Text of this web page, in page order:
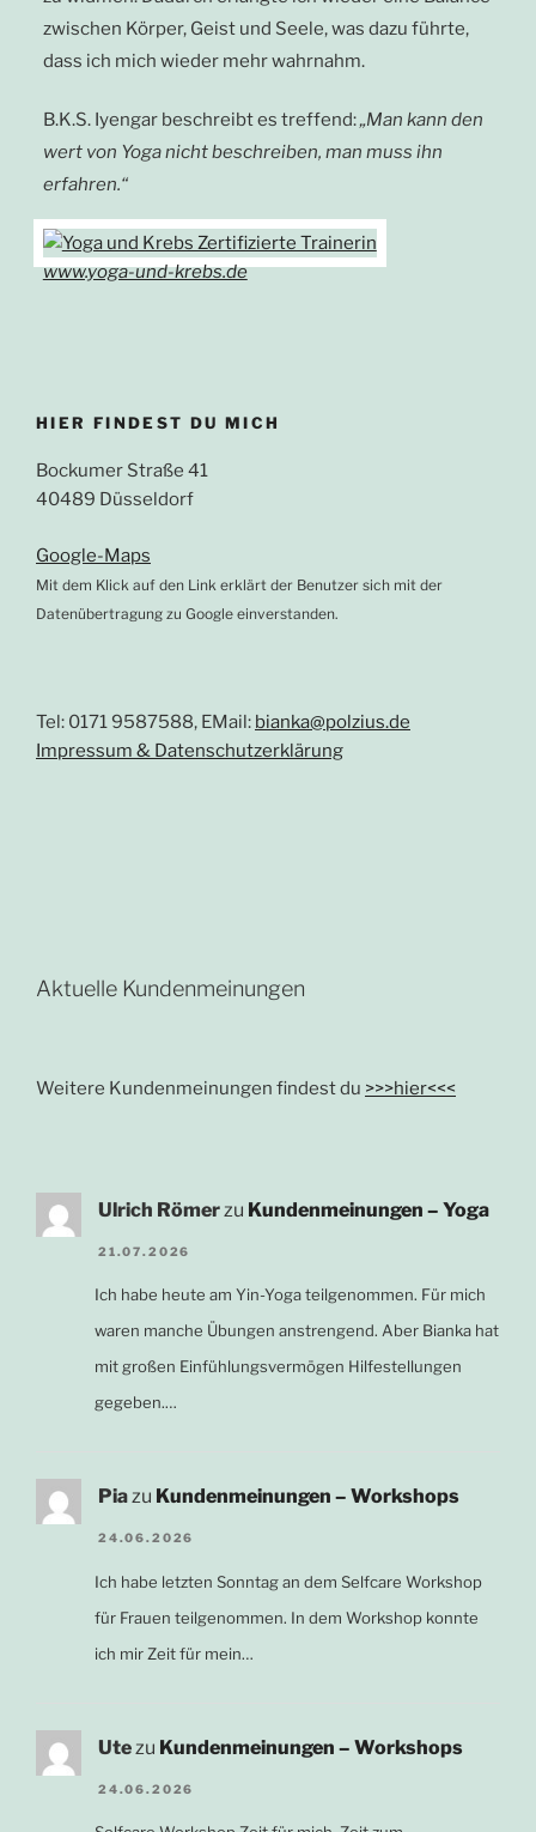
zwischen Körper, Geist und Seele, was dazu führte,
dass ich mich wieder mehr wahrnahm.
B.K.S. Iyengar beschreibt es treffend:„Man kann den
wert von Yoga nicht beschreiben, man muss ihn
erfahren.“
www.yoga-und-krebs.de
HIER FINDEST DU MICH
Bockumer Straße 41
40489 Düsseldorf
Google-Maps
Mit dem Klick auf den Link erklärt der Benutzer sich mit der
Datenübertragung zu Google einverstanden.
Tel: 0171 9587588, EMail: bianka@polzius.de
Impressum & Datenschutzerklärung
Aktuelle Kundenmeinungen
Weitere Kundenmeinungen findest du >>>hier<<<
Ulrich Römer zu Kundenmeinungen – Yoga
21.07.2026
Ich habe heute am Yin-Yoga teilgenommen. Für mich
waren manche Übungen anstrengend. Aber Bianka hat
mit großen Einfühlungsvermögen Hilfestellungen
gegeben.…
Piazu Kundenmeinungen – Workshops
24.06.2026
Ich habe letzten Sonntag an dem Selfcare Workshop
für Frauen teilgenommen. In dem Workshop konnte
ich mir Zeit für mein…
Utezu Kundenmeinungen – Workshops
24.06.2026